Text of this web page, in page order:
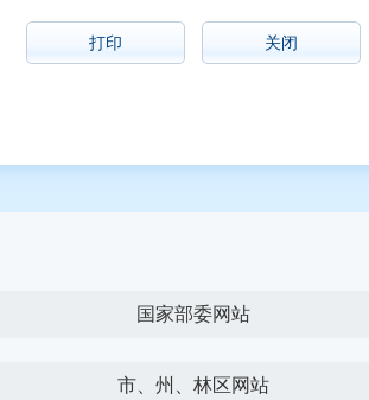
打印 关闭
国家部委网站
市、州、林区网站